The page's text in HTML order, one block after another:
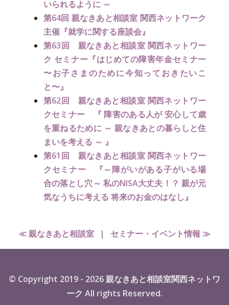
いられるように ～
第64回 親なきあと相談室 関西ネットワーク
主催『就学に関する座談会』
第63回 親なきあと相談室 関西ネットワー
ク セミナー『はじめての障害年金セミナー
〜お子さまのために今知っておきたいこ
と〜』
第62回 親なきあと相談室 関西ネットワー
クセミナー 『 障害のある人が 安心して歳
を重ねるために ～ 親なきあとの暮らしと住
まいを考える ～ 』
第61回 親なきあと相談室 関西ネットワー
クセミナー 『～障がいがある子がいる場
合の落とし穴～ 私のNISA大丈夫！？ 親が元
気なうちに考える 将来のお金のはなし』
≪ 親なきあと相談室 ｜ セミナー・イベント情報 ≫
© Copyright 2019 - 2026 親なきあと相談室関西ネットワ
ーク All rights Reserved.